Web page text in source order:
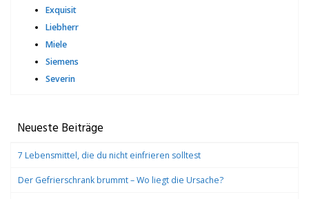
Exquisit
Liebherr
Miele
Siemens
Severin
Neueste Beiträge
7 Lebensmittel, die du nicht einfrieren solltest
Der Gefrierschrank brummt – Wo liegt die Ursache?